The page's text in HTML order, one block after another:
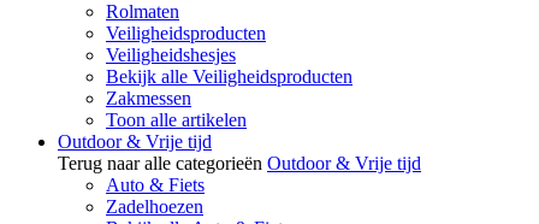
Rolmaten
Veiligheidsproducten
Veiligheidshesjes
Bekijk alle Veiligheidsproducten
Zakmessen
Toon alle artikelen
Outdoor & Vrije tijd
Terug naar alle categorieën Outdoor & Vrije tijd
Auto & Fiets
Zadelhoezen